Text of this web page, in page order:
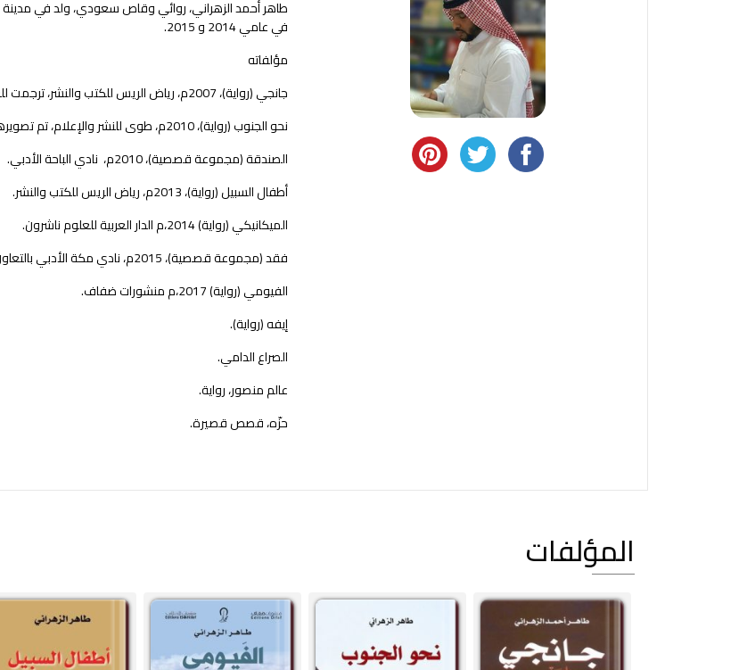
في عامي 2014 و 2015.
مؤلفاته
جانجي (رواية)، 2007م، رياض الريس للكتب والنشر، ترجمت للغة الإنجليزية 2009م ، الدار العربية للعلوم.
نحو الجنوب (رواية)، 2010م، طوى للنشر والإعلام، تم تصويرها فيلم سينمائي، أنتج 2017م.
الصندقة (مجموعة قصصية)، 2010م، نادي الباحة الأدبي.
أطفال السبيل (رواية)، 2013م، رياض الريس للكتب والنشر.
الميكانيكي (رواية) 2014،م الدار العربية للعلوم ناشرون.
فقد (مجموعة قصصية)، 2015م، نادي مكة الأدبي بالتعاون مع دار الانتشار العربي.
الفيومي (رواية) 2017،م منشورات ضفاف.
إيفه (رواية).
الصراع الدامي.
عالم منصور، رواية.
حزّه، قصص قصيرة.
المؤلفات